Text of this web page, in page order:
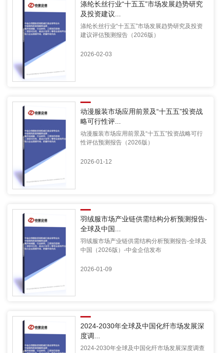
涤纶长丝行业“十五五”市场发展趋势研究
及投资建议...
涤纶长丝行业“十五五”市场发展趋势研究及投资
建议评估预测报告（2026版）
2026-02-03
动漫服装市场应用前景及“十五五”投资战
略可行性评...
动漫服装市场应用前景及“十五五”投资战略可行
性评估预测报告（2026版）
2026-01-12
羽绒服市场产业链供需结构分析预测报告-
全球及中国...
羽绒服市场产业链供需结构分析预测报告-全球及
中国（2026版）-中金企信发布
2026-01-09
2024-2030年全球及中国化纤市场发展深
度调...
2024-2030年全球及中国化纤市场发展深度调查